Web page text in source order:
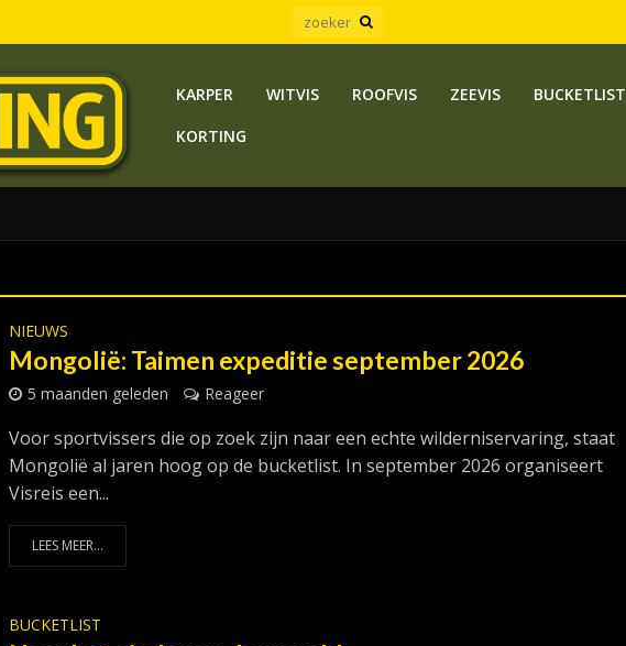
KARPER WITVIS ROOFVIS ZEEVIS BUCKETLIST
KORTING
NIEUWS
Mongolië: Taimen expeditie september 2026
5 maanden geleden Reageer
Voor sportvissers die op zoek zijn naar een echte wilderniservaring, staat
Mongolië al jaren hoog op de bucketlist. In september 2026 organiseert
Visreis een...
LEES MEER...
BUCKETLIST